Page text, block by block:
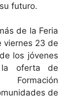
futuro.
de la Feria
viernes 23 de
los jóvenes
la oferta de
de